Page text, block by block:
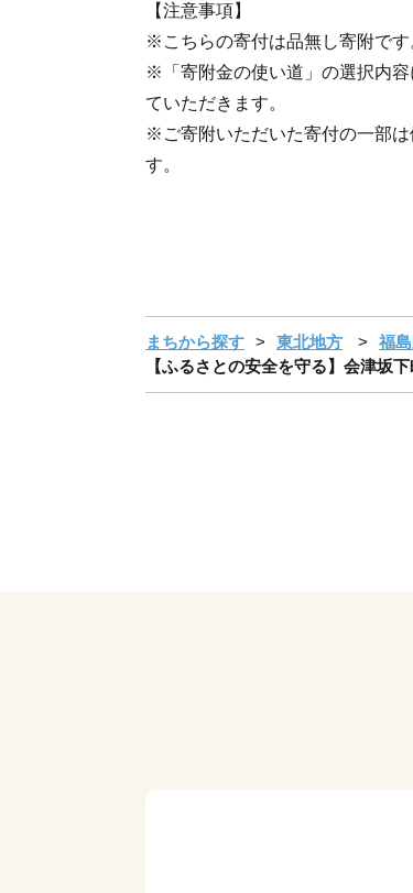
【注意事項】
※こちらの寄付は品無し寄附です
※「寄附金の使い道」の選択内
ていただきます。
※ご寄附いただいた寄付の一部
す。
まちから探す 東北地方 福
【ふるさとの安全を守る】会津坂